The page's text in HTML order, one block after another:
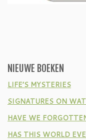
NIEUWE BOEKEN
LIFE’S MYSTERIES
SIGNATURES ON
HAVE WE
HAS THIS WORLD